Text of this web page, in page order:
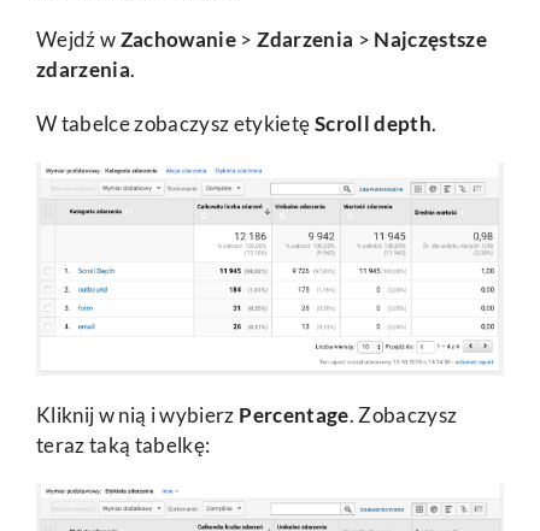
Wejdź wZachowanie >Zdarzenia > Najczęstsze
zdarzenia.
W tabelce zobaczysz etykietęScroll depth.
Kliknij w nią i wybierz Percentage. Zobaczysz
teraz taką tabelkę: